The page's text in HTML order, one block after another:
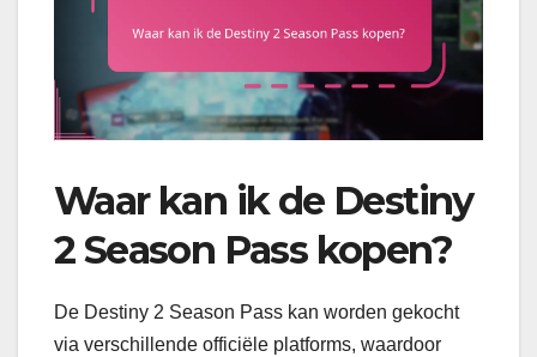
Waar kan ik de Destiny
2 Season Pass kopen?
De Destiny 2 Season Pass kan worden gekocht
via verschillende officiële platforms, waardoor